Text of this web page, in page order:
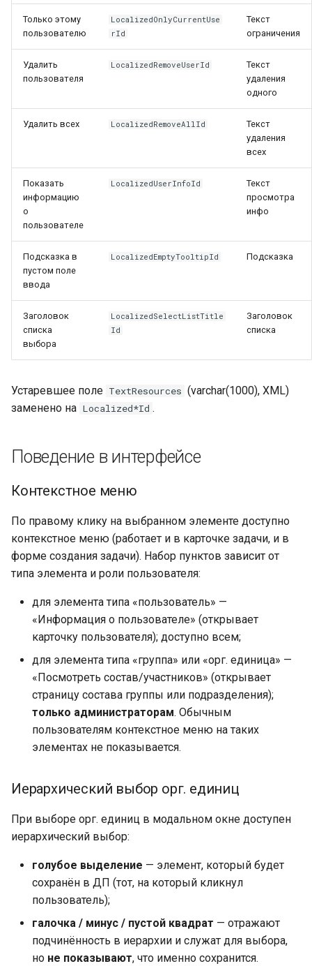
Только этому
пользователю
LocalizedOnlyCurrentUse
rId
Текст
ограничения
Удалить
пользователя
LocalizedRemoveUserId
Текст
удаления
одного
Удалить всех LocalizedRemoveAllId
Текст
удаления
всех
Показать
информацию
о
пользователе
LocalizedUserInfoId
Текст
просмотра
инфо
Подсказка в
пустом поле
ввода
LocalizedEmptyTooltipId Подсказка
Заголовок
списка
выбора
LocalizedSelectListTitle
Id
Заголовок
списка
Устаревшее поле TextResources (varchar(1000), XML)
заменено на Localized*Id .
Поведение в интерфейсе
Контекстное меню
По правому клику на выбранном элементе доступно
контекстное меню (работает и в карточке задачи, и в
форме создания задачи). Набор пунктов зависит от
типа элемента и роли пользователя:
для элемента типа «пользователь» —
«Информация о пользователе» (открывает
карточку пользователя); доступно всем;
для элемента типа «группа» или «орг. единица» —
«Посмотреть состав/участников» (открывает
страницу состава группы или подразделения);
только администраторам. Обычным
пользователям контекстное меню на таких
элементах не показывается.
Иерархический выбор орг. единиц
При выборе орг. единиц в модальном окне доступен
иерархический выбор:
голубое выделение — элемент, который будет
сохранён в ДП (тот, на который кликнул
пользователь);
галочка / минус / пустой квадрат — отражают
подчинённость в иерархии и служат для выбора,
но не показывают, что именно сохранится.